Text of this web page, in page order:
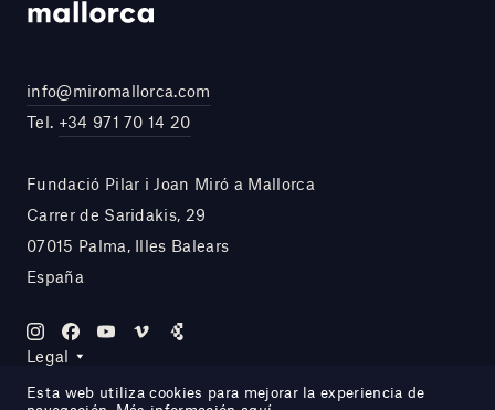
info@miromallorca.com
Tel. +34 971 70 14 20
Fundació Pilar i Joan Miró a Mallorca
Carrer de Saridakis, 29
07015 Palma, Illes Balears
España
Legal
Esta web utiliza cookies para mejorar la experiencia de